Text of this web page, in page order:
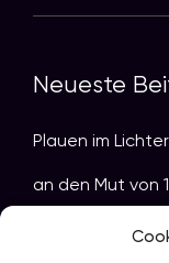
Neueste
Plauen im
an den Mut von
Programm zur